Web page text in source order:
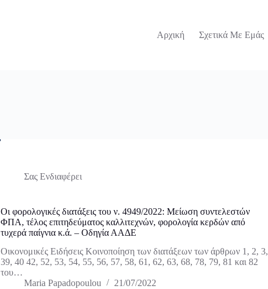
Αρχική
Σχετικά Με Εμάς
Σας Ενδιαφέρει
Οι φορολογικές διατάξεις του ν. 4949/2022: Μείωση συντελεστών
ΦΠΑ, τέλος επιτηδεύματος καλλιτεχνών, φορολογία κερδών από
τυχερά παίγνια κ.ά. – Οδηγία ΑΑΔΕ
Οικονομικές Ειδήσεις Κοινοποίηση των διατάξεων των άρθρων 1, 2, 3,
39, 40 42, 52, 53, 54, 55, 56, 57, 58, 61, 62, 63, 68, 78, 79, 81 και 82
του…
Maria Papadopoulou
21/07/2022